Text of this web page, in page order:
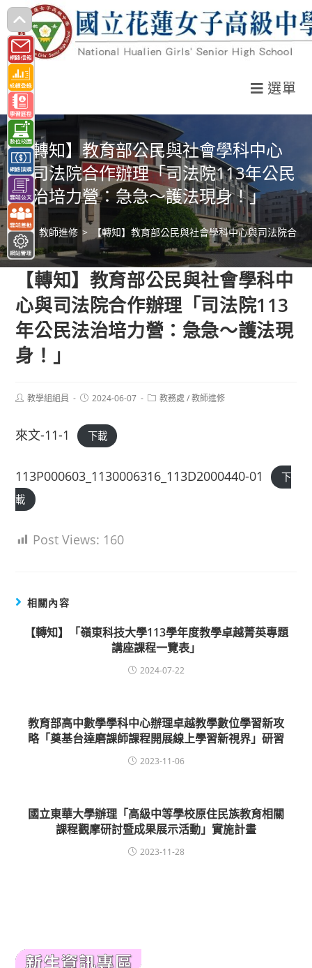
跳
轉
至
主
要
內
容
選單
【轉知】教育部公民與社會學科中心
與司法院合作辦理「司法院113年公民
法治培力營：急急～護法現身！」
> 教師進修 > 【轉知】教育部公民與社會學科中心與司法院合
【轉知】教育部公民與社會學科中
心與司法院合作辦理「司法院113
年公民法治培力營：急急～護法現
身！」
Post教學組組員
Post2024-06-07
Post教務處 / 教師進修
來文-11-1 下載
113P000603_1130006316_113D2000440-01
下
載
Post Views: 160
相關內容
【轉知】「嶺東科技大學113學年度教學卓越菁英專題
講座課程一覽表」
2024-07-22
教育部高中數學學科中心辦理卓越教學數位學習新攻
略「奠基台達磨課師課程開展線上學習新視界」研習
2023-11-06
國立東華大學辦理「高級中等學校原住民族教育相關
課程觀摩研討暨成果展示活動」實施計畫
2023-11-28